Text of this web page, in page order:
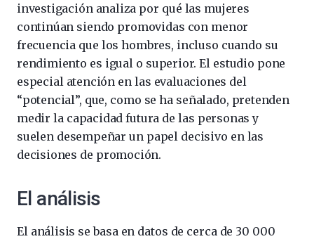
investigación analiza por qué las mujeres
continúan siendo promovidas con menor
frecuencia que los hombres, incluso cuando su
rendimiento es igual o superior. El estudio pone
especial atención en las evaluaciones del
“potencial”, que, como se ha señalado, pretenden
medir la capacidad futura de las personas y
suelen desempeñar un papel decisivo en las
decisiones de promoción.
El análisis
El análisis se basa en datos de cerca de 30 000